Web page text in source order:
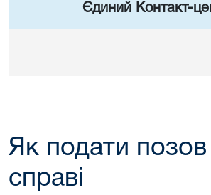
Єдиний Контакт-
Як подати позов
справі